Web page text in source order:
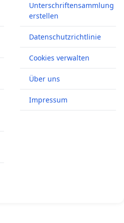
Unterschriftensammlung
erstellen
Datenschutzrichtlinie
Cookies verwalten
Über uns
Impressum